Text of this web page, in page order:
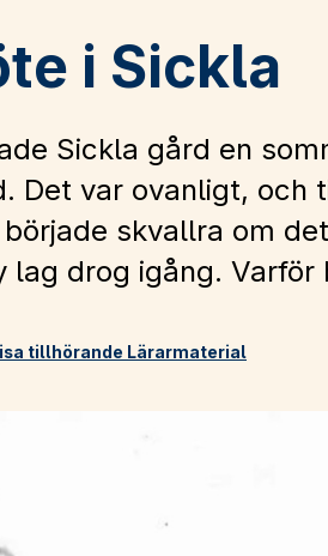
i Sickla
Sickla gård en
Det var ovanligt,
skvallra om
lag drog igång.
tillhörande Lärarmaterial